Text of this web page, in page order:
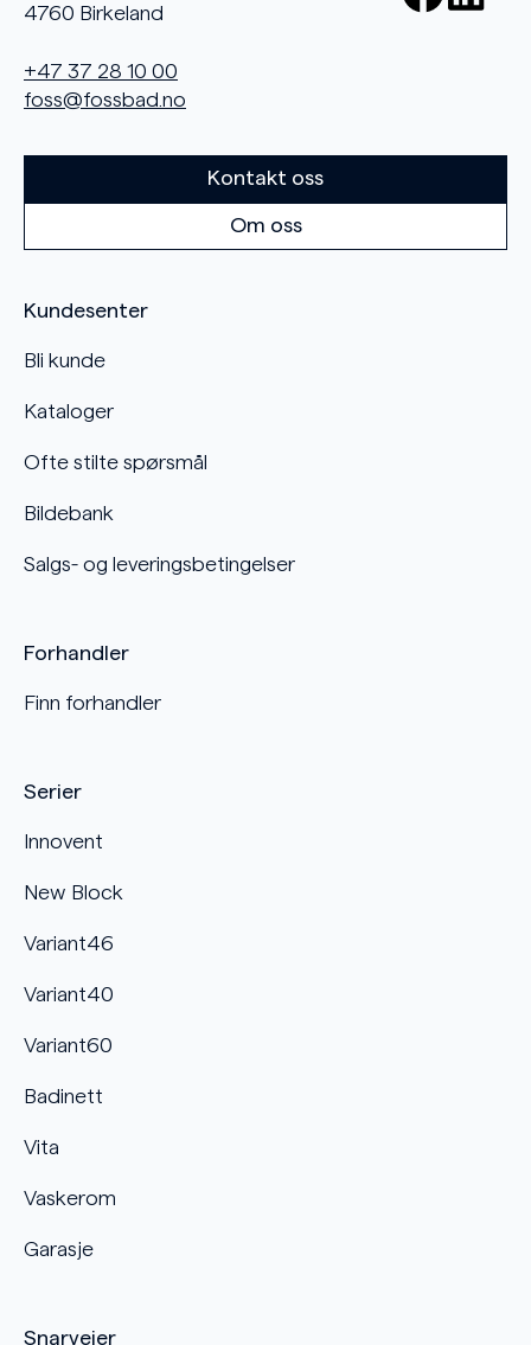
4760 Birkeland
+47 37 28 10 00
foss@fossbad.no
Serier
Innovent
New Block
Variant46
Variant40
Variant60
Badinett
Vita
Vaskerom
Garasje
Kundesenter
Bli kunde
Kataloger
Ofte stilte spørsmål
Bildebank
Salgs- og leveringsbetingelser
Forhandler
Finn forhandler
Snarveier
Kontakt oss
Om oss